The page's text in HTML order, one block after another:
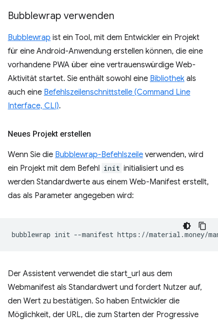
Bubblewrap verwenden
Bubblewrap ist ein Tool, mit dem Entwickler ein Projekt
für eine Android-Anwendung erstellen können, die eine
vorhandene PWA über eine vertrauenswürdige Web-
Aktivität startet. Sie enthält sowohl eine Bibliothek als
auch eine Befehlszeilenschnittstelle (Command Line
Interface, CLI).
Neues Projekt erstellen
Wenn Sie die Bubblewrap-Befehlszeile verwenden, wird
ein Projekt mit dem Befehl init initialisiert und es
werden Standardwerte aus einem Web-Manifest erstellt,
das als Parameter angegeben wird:
bubblewrap init --manifest
Der Assistent verwendet die start_url aus dem
Webmanifest als Standardwert und fordert Nutzer auf,
den Wert zu bestätigen. So haben Entwickler die
Möglichkeit, der URL, die zum Starten der Progressive